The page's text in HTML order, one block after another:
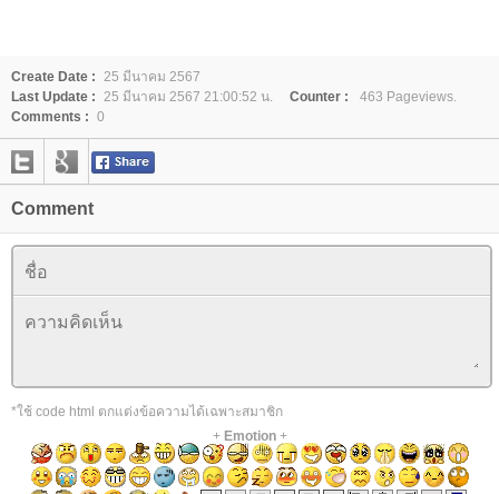
Create Date : 25 มีนาคม 2567
Last Update : 25 มีนาคม 2567 21:00:52 น. Counter :
463 Pageviews.
Comments : 0
Comment
*ใช้ code html ตกแต่งข้อความได้เฉพาะสมาชิก
+ Emotion+